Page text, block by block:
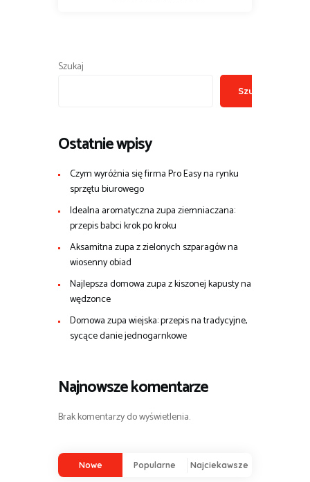
Szukaj
Szukaj
Ostatnie wpisy
Czym wyróżnia się firma Pro Easy na rynku
sprzętu biurowego
Idealna aromatyczna zupa ziemniaczana:
przepis babci krok po kroku
Aksamitna zupa z zielonych szparagów na
wiosenny obiad
Najlepsza domowa zupa z kiszonej kapusty na
wędzonce
Domowa zupa wiejska: przepis na tradycyjne,
sycące danie jednogarnkowe
Najnowsze komentarze
Brak komentarzy do wyświetlenia.
Nowe Popularne Najciekawsze